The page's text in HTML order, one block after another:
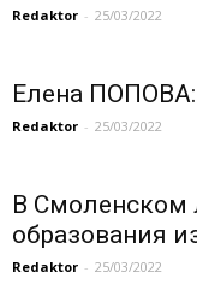
Redaktor - 25/03/2022
Елена
Redaktor - 25/03/2022
В Смоленском
образования
Redaktor - 25/03/2022